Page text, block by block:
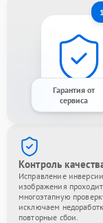
Гарантия от
сервиса
Контроль
Исправление инверсии
изображения проходит
многоэтапную
исключаем
повторные сбои.